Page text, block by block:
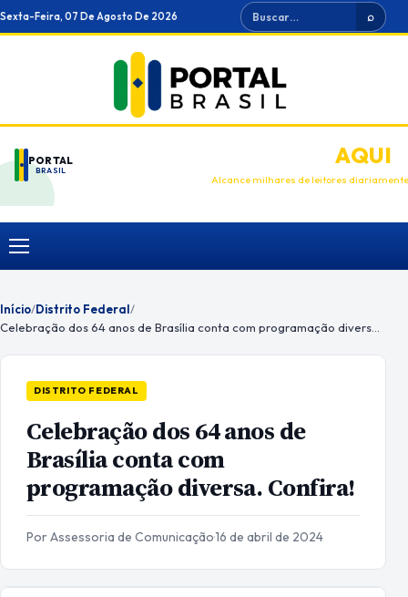
Ir
para
Sexta-Feira, 07 De Agosto De 2026 Buscar ⌕
PORTAL
BRASIL
ANUNCIEAQUI
Alcance milhares de leitores diariamente
Menu
Início/Distrito Federal/
DISTRITO FEDERAL
Celebração dos 64 anos de
Brasília conta com
programação diversa. Confira!
Por Assessoria de Comunicação·16 de abril de 2024